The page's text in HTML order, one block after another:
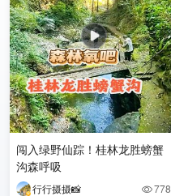
闯入绿野仙踪！桂林龙胜螃蟹
沟森呼吸
行行摄摄📸 778